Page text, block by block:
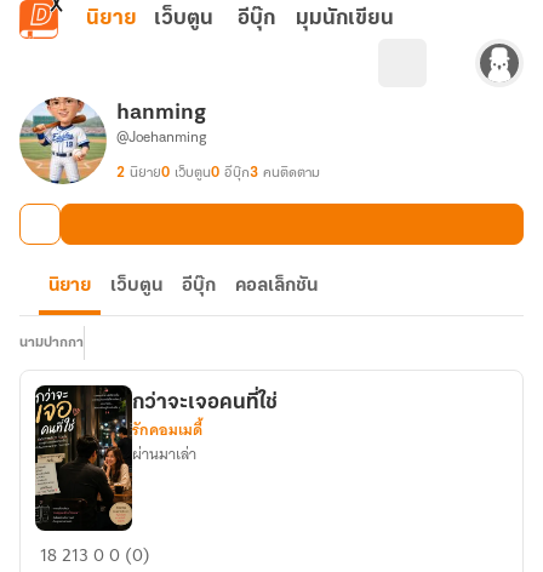
ข้ามไปยังเนื้อหาหลัก
นิยาย เว็บตูน อีบุ๊ก มุมนักเขียน
hanming
@Joehanming
2 นิยาย0 เว็บตูน0 อีบุ๊ก3 คนติดตาม
นิยาย เว็บตูน อีบุ๊ก คอลเล็กชัน
นามปากกา
กว่า
กว่าจะเจอคนที่ใช่
รักคอมเมดี้
ผ่านมาเล่า
1821300 (0)